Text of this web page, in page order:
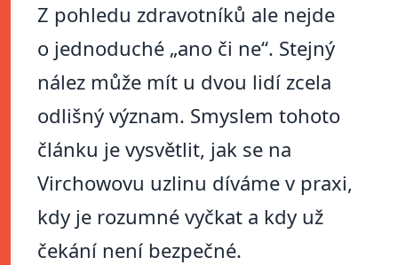
Z pohledu zdravotníků ale nejde
o jednoduché „ano či ne“. Stejný
nález může mít u dvou lidí zcela
odlišný význam. Smyslem tohoto
článku je vysvětlit, jak se na
Virchowovu uzlinu díváme v praxi,
kdy je rozumné vyčkat a kdy už
čekání není bezpečné.